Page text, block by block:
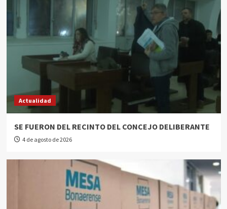
Actualidad
SE FUERON DEL RECINTO DEL CONCEJO DELIBERANTE
4 de agosto de 2026